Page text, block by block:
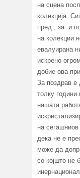
на сцена
колекција.
пред , за и
на колекции
евалуирана
искрено
добие ова
За поздрав е
толку години
нашата
на сегашниов
дека не е
може да
со којшто не